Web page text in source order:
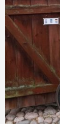
ELIT
VARDAG
POPULÄRA
Vätternrundan
Cykelveckan
Vättern Bike
Cykelveckan
Team